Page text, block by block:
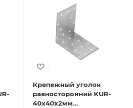
Крепежный уголок
равносторонний KUR-
40x40х2мм